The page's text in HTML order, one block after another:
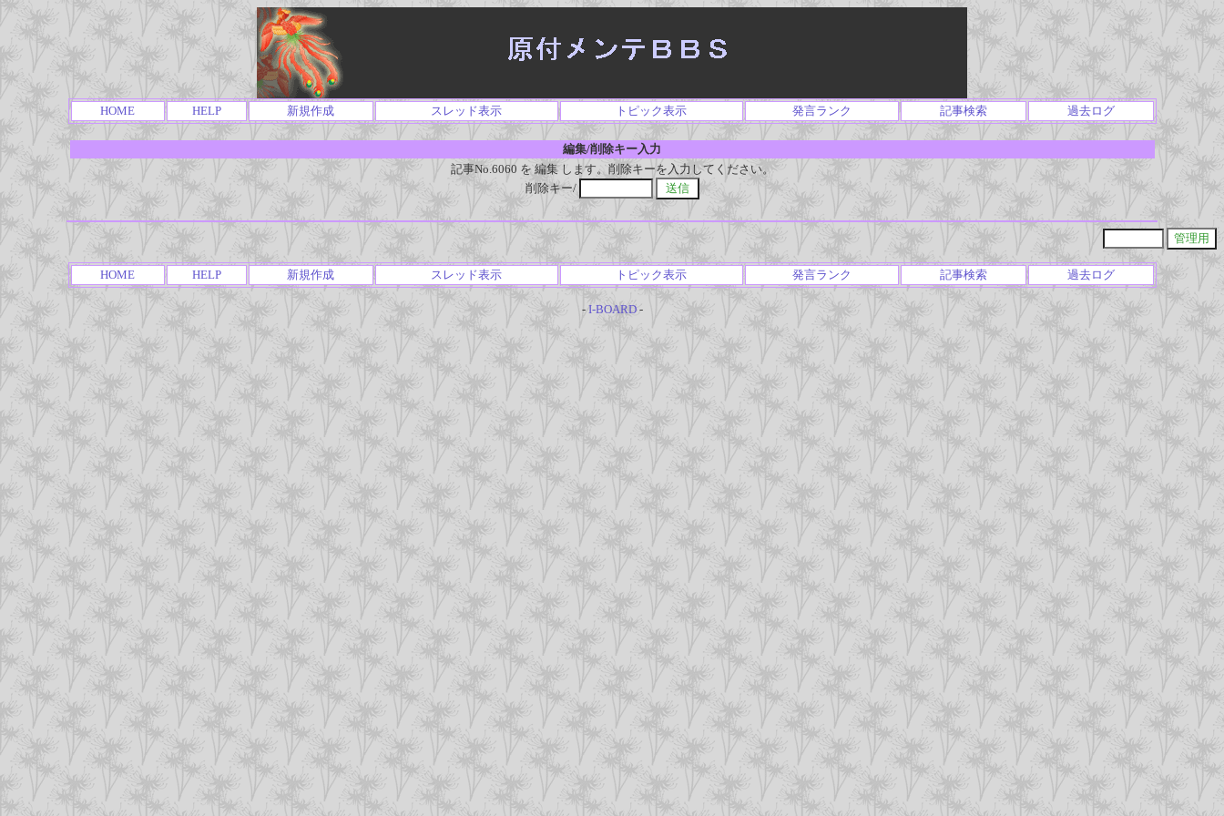
HOME HELP 新規作成 スレッド表示 トピック表示 発言ランク 記事検索 過去ログ
編集/削除キー入力
記事No.6060 を 編集 します。削除キーを入力してください。
削除キー/
HOME HELP 新規作成 スレッド表示 トピック表示 発言ランク 記事検索 過去ログ
- I-BOARD-